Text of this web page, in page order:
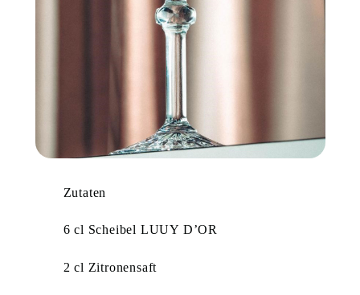
Zutaten
6 cl Scheibel LUUY D’OR
2 cl Zitronensaft